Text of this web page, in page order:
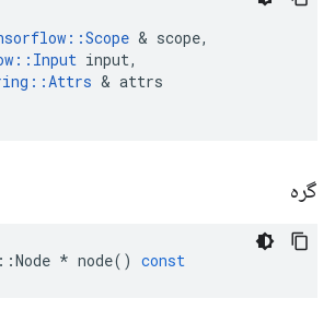
::Scope & scope,
:: Input input,
::Attrs & attrs
گره
::Node * node() const